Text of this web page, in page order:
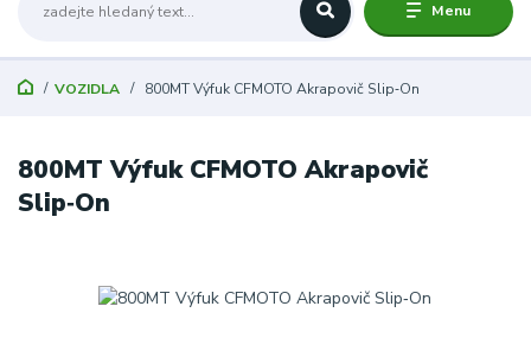
Menu
VOZIDLA 800MT Výfuk CFMOTO Akrapovič Slip‑On
800MT Výfuk CFMOTO Akrapovič
Slip‑On